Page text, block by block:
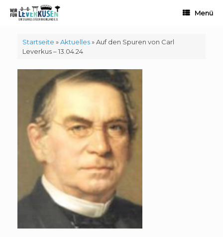
Inhalt
springen
Menü
Startseite »Aktuelles»Auf den Spuren von Carl
Leverkus – 13.04.24